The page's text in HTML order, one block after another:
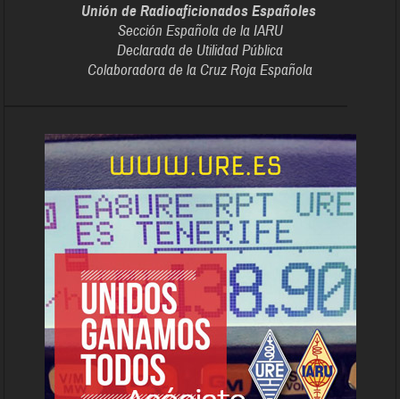
Unión de Radioaficionados Españoles
Sección Española de la IARU
Declarada de Utilidad Pública
Colaboradora de la Cruz Roja Española